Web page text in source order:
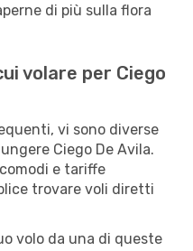
di più sulla flora
volare per Ciego
vi sono diverse
Ciego De Avila.
e tariffe
trovare voli diretti
volo da una di queste